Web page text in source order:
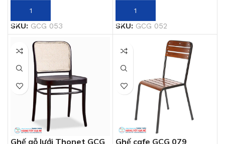
THÊM VÀO GIỎ HÀNG
SKU: GCG 053
THÊM VÀO GIỎ HÀNG
SKU: GCG 052
Ghế gỗ lưới Thonet GCG
Ghế cafe GCG 079